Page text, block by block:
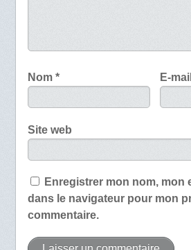
Nom * E-
Site web
Enregistrer mon nom, mon
dans le navigateur pour mon
commentaire.